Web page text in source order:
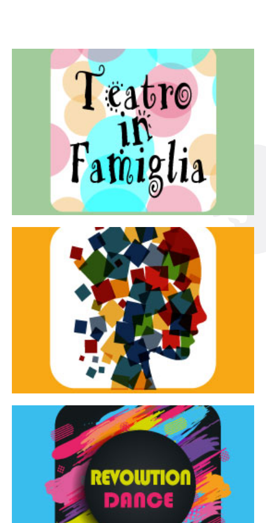
Teatro in famiglia
Teatro In Famiglia è una rassegna di teatro concepita
per far condividere e godere del teatro all’intera
famiglia.
Continua
Tracce dinamiche
Tracce Dinamiche è una rassegna di teatro
d’innovazione e sperimentale.
Continua
Revolution Dance
Rassegna di danza contemporanea – I Edizione